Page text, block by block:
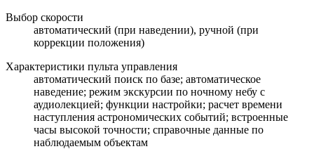
Выбор скорости
автоматический (при наведении), ручной (при
коррекции положения)
Характеристики пульта управления
автоматический поиск по базе; автоматическое
наведение; режим экскурсии по ночному небу с
аудиолекцией; функции настройки; расчет времени
наступления астрономических событий; встроенные
часы высокой точности; справочные данные по
наблюдаемым объектам